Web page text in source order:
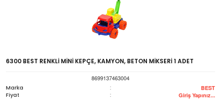
6300 BEST RENKLİ MİNİ KEPÇE, KAMYON, BETON MİKSERİ 1 ADET
8699137463004
Marka
: BEST
Fiyat : Giriş Yapınız...